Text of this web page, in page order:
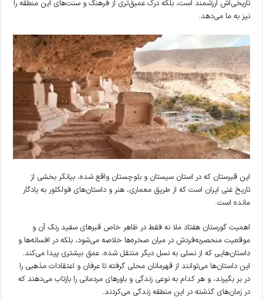
تاریخی‌اش ارزشمند است، بلکه درک عمیق‌تری از فرهنگ و سنت‌های این منطقه را
نیز به ما می‌دهد.
این قبرستان که در استان سیستان و بلوچستان واقع شده، بیانگر بخشی از
تاریخ غنی ایران است که از طریق معماری، هنر و داستان‌های فولکلور به یادگار
مانده است.
اهمیت گورستان هفتاد ملا نه فقط در ظاهر خاص قبرهای سفید رنگ آن و
موقعیت منحصربه‌فردش در میان صخره‌ها خلاصه می‌شود، بلکه در افسانه‌ها و
داستان‌هایی که از نسلی به نسل دیگر منتقل شده، عمق بیشتری پیدا می‌کند.
این داستان‌ها می‌توانند از قهرمانان محلی گرفته تا عرفان و اعتقادات مذهبی را
در بر بگیرند، و هر کدام به نوعی زندگی و باورهای مردمانی را بازتاب می‌دهند که
در زمان‌های گذشته در این منطقه زندگی می‌کردند.